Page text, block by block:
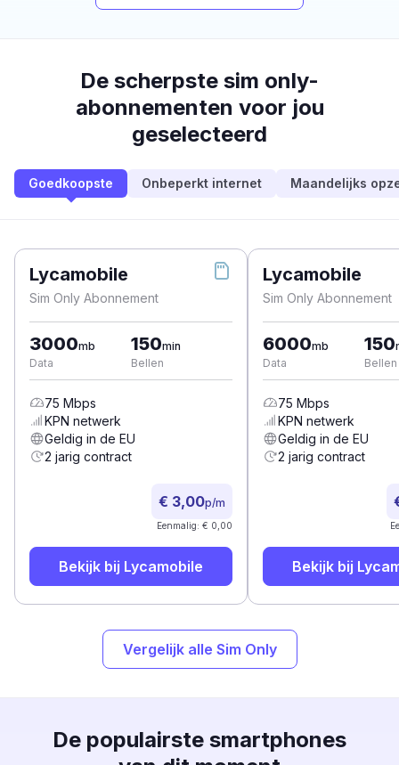
De scherpste sim only-
abonnementen voor jou
geselecteerd
Goedkoopste Onbeperkt internet Maandelijks
Lycamobile
Sim Only Abonnement
3000mb
Data
150min
Bellen
75 Mbps
KPN netwerk
Geldig in de EU
2 jarig contract
€ 3,00p/m
Eenmalig: € 0,00
Bekijk bij Lycamobile
Lycamobile
Sim Only Abonnement
6000mb
Data
150
Bellen
75 Mbps
KPN netwerk
Geldig in de EU
2 jarig contract
Bekijk bij
Vergelijk alle Sim Only
De populairste smartphones